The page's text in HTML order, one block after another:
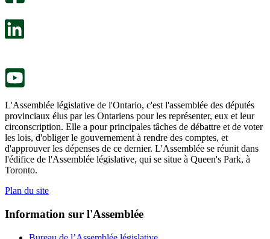
L'Assemblée législative de l'Ontario, c'est l'assemblée des députés
provinciaux élus par les Ontariens pour les représenter, eux et leur
circonscription. Elle a pour principales tâches de débattre et de voter
les lois, d'obliger le gouvernement à rendre des comptes, et
d'approuver les dépenses de ce dernier. L'Assemblée se réunit dans
l'édifice de l'Assemblée législative, qui se situe à Queen's Park, à
Toronto.
Plan du site
Information sur l'Assemblée